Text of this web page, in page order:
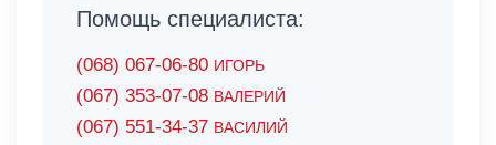
Помощь специалиста:
(068) 067-06-80 ИГОРЬ
(067) 353-07-08 ВАЛЕРИЙ
(067) 551-34-37 ВАСИЛИЙ